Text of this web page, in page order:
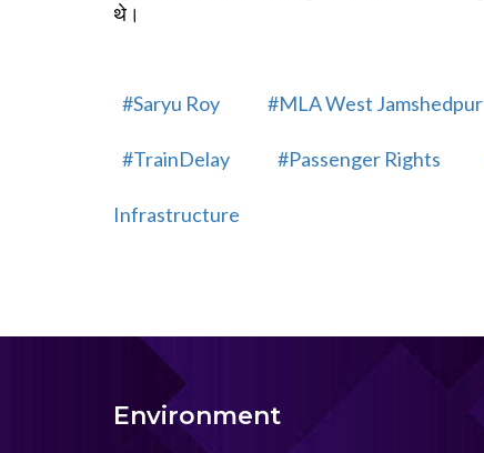
थे।
#Saryu Roy #MLA West Jamshedpur
#TrainDelay #Passenger Rights
Infrastructure
Environment